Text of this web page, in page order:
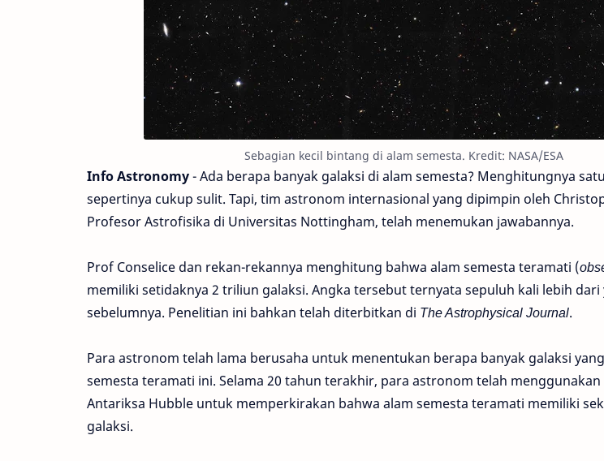
Sebagian kecil bintang di alam semesta. Kredit: NASA/ESA
Info Astronomy- Ada berapa banyak galaksi di alam semesta? Menghitungnya
sepertinya cukup sulit. Tapi, tim astronom internasional yang dipimpin oleh
Profesor Astrofisika di Universitas Nottingham, telah menemukan jawabannya.
Prof Conselice dan rekan-rekannya menghitung bahwa alam semesta teramati (
memiliki setidaknya 2 triliun galaksi. Angka tersebut ternyata sepuluh kali lebih
sebelumnya. Penelitian ini bahkan telah diterbitkan di The Astrophysical Journal.
Para astronom telah lama berusaha untuk menentukan berapa banyak galaksi
semesta teramati ini. Selama 20 tahun terakhir, para astronom telah
Antariksa Hubble untuk memperkirakan bahwa alam semesta teramati memiliki
galaksi.